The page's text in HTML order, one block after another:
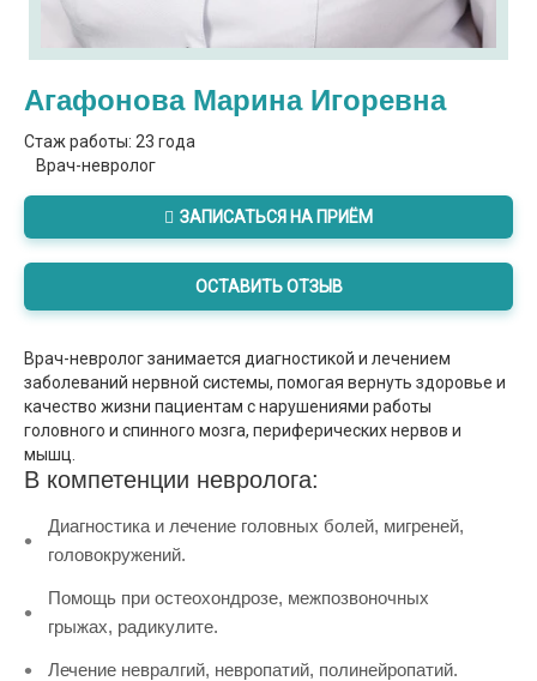
Агафонова Марина Игоревна
Стаж работы: 23 года
Врач-невролог
ЗАПИСАТЬСЯ НА ПРИЁМ
ОСТАВИТЬ ОТЗЫВ
Врач-невролог занимается диагностикой и лечением
заболеваний нервной системы, помогая вернуть здоровье и
качество жизни пациентам с нарушениями работы
головного и спинного мозга, периферических нервов и
мышц.
В компетенции невролога:
Диагностика и лечение головных болей, мигреней,
головокружений.
Помощь при остеохондрозе, межпозвоночных
грыжах, радикулите.
Лечение невралгий, невропатий, полинейропатий.